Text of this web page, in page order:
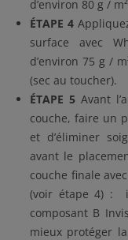
d’environ 80 g /
ÉTAPE 4
surface avec
d’environ 75 g /
(sec au toucher).
ÉTAPE 5 Avant
couche, faire un
et d’éliminer
avant le
couche finale
(voir étape 4) :
composant B
mieux protéger